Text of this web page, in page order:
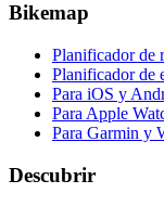
Bikemap
Planificador de
Planificador de
Para iOS y
Para Apple
Para Garmin y
Descubrir